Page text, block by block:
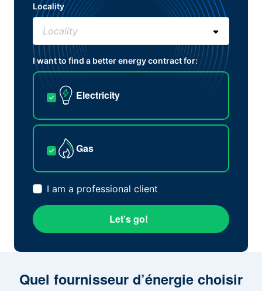
Locality
I want to find a better energy contract for:
Electricity
Gas
I am a professional client
Let’s go!
Quel fournisseur d’énergie choisir